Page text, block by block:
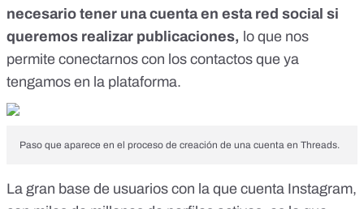
necesario tener una cuenta en esta red social si
queremos realizar publicaciones, lo que nos
permite conectarnos con los contactos que ya
tengamos en la plataforma.
Paso que aparece en el proceso de creación de una cuenta en Threads.
La gran base de usuarios con la que cuenta Instagram,